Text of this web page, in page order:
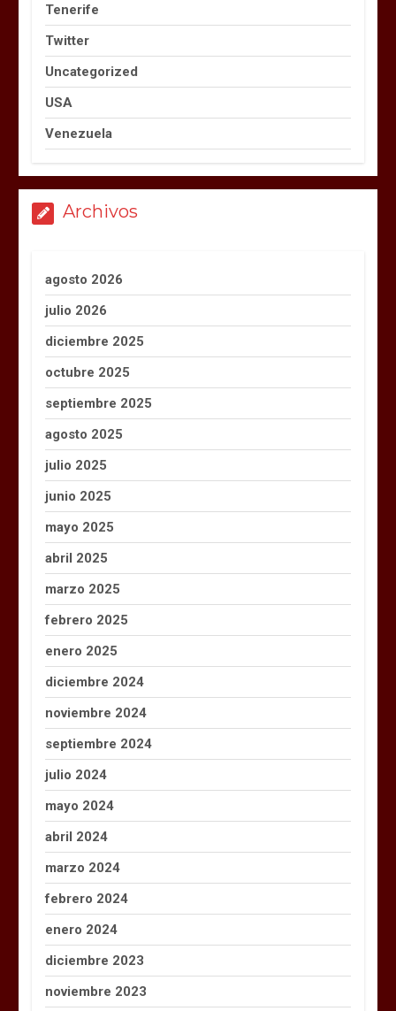
Tenerife
Twitter
Uncategorized
USA
Venezuela
Archivos
agosto 2026
julio 2026
diciembre 2025
octubre 2025
septiembre 2025
agosto 2025
julio 2025
junio 2025
mayo 2025
abril 2025
marzo 2025
febrero 2025
enero 2025
diciembre 2024
noviembre 2024
septiembre 2024
julio 2024
mayo 2024
abril 2024
marzo 2024
febrero 2024
enero 2024
diciembre 2023
noviembre 2023